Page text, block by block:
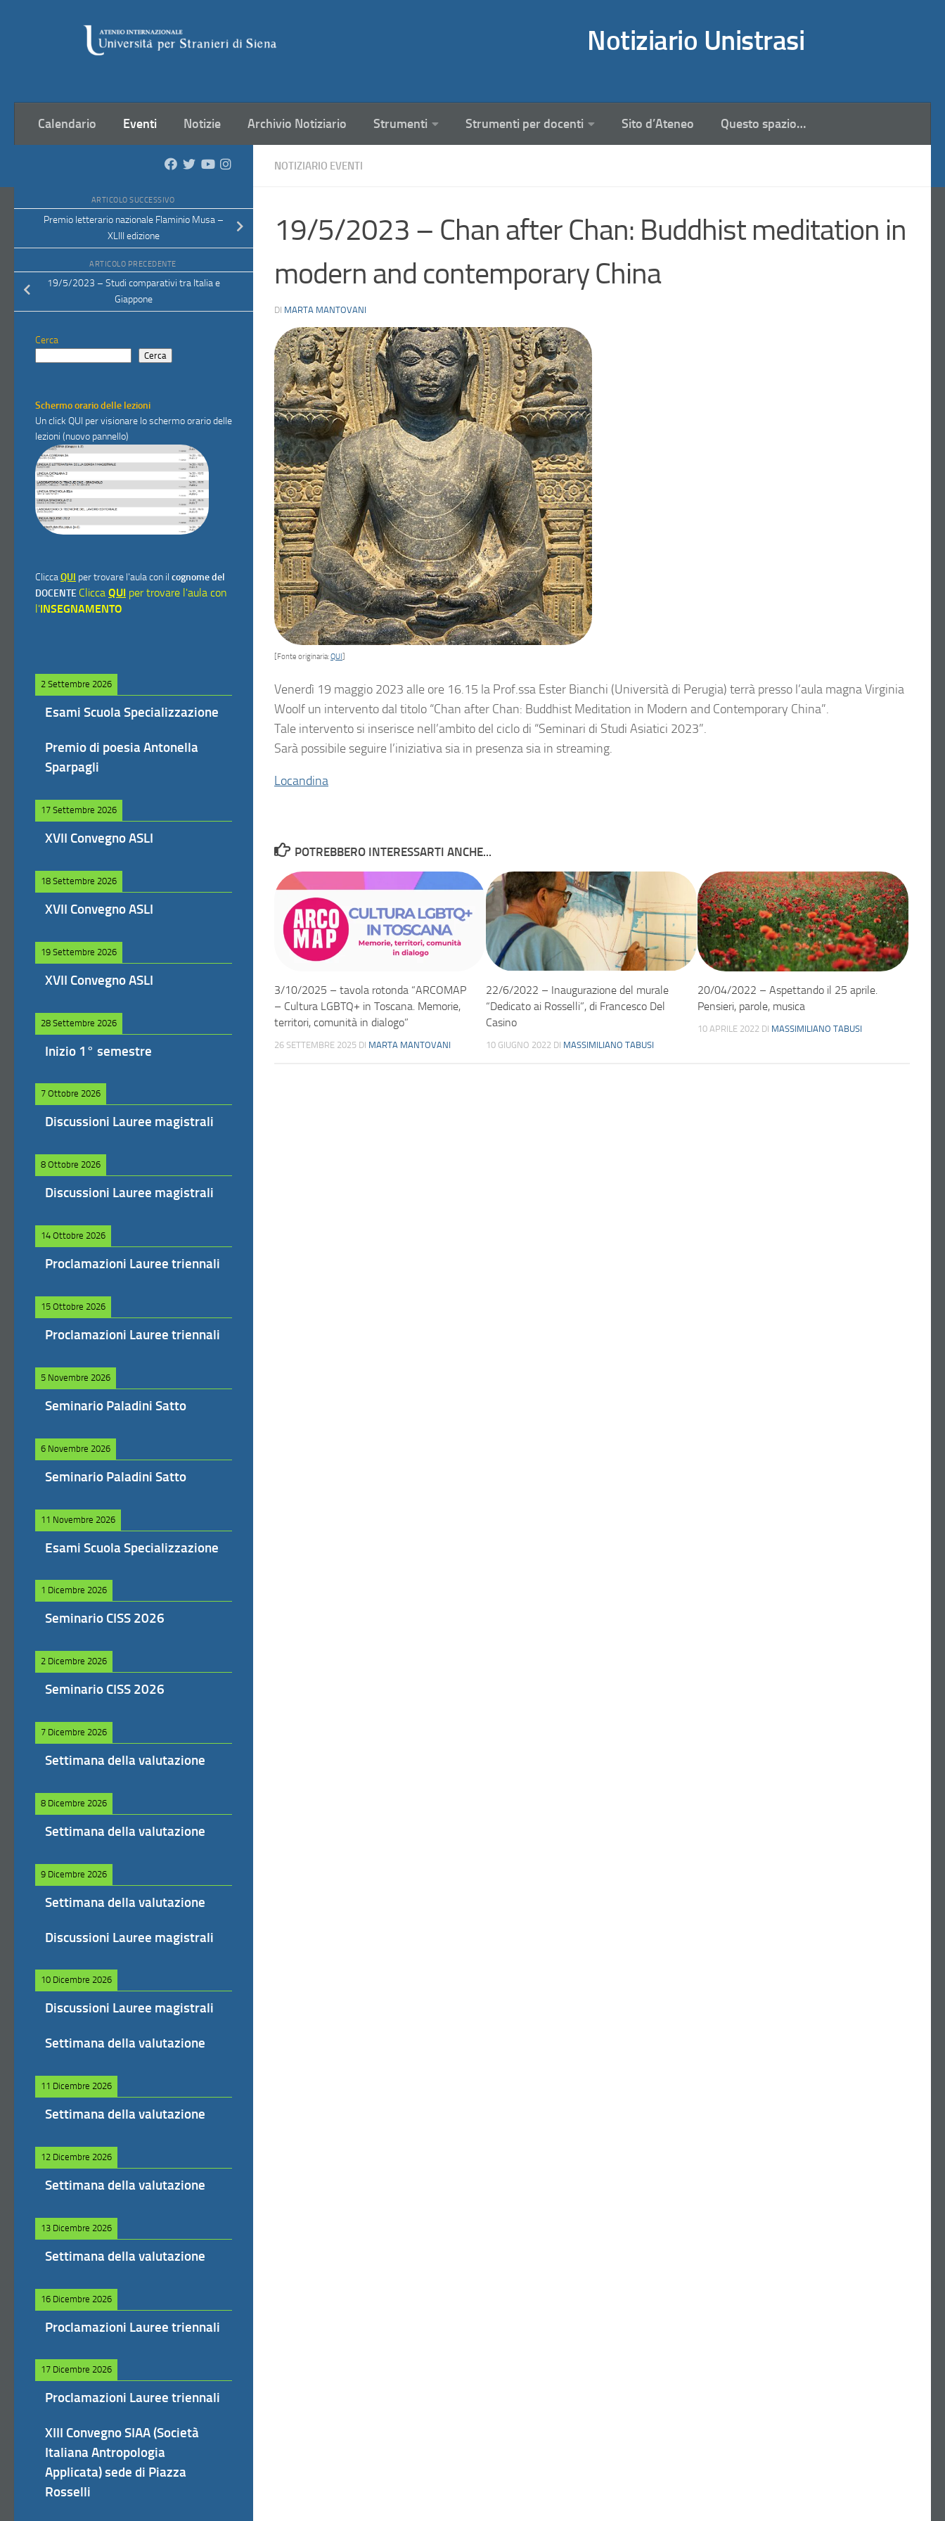
Notiziario Unistrasi
Calendario Eventi Notizie Archivio Notiziario Strumenti Strumenti per docenti Sito d’Ateneo Questo spazio…
NOTIZIARIO EVENTI
19/5/2023 – Chan after Chan: Buddhist meditation in
modern and contemporary China
DI MARTA MANTOVANI
[Fonte originaria:QUI
Venerdì 19 maggio 2023 alle ore 16.15 la Prof.ssa Ester Bianchi (Università di Perugia) terrà presso l’aula magna Virginia
Woolf un intervento dal titolo “Chan after Chan: Buddhist Meditation in Modern and Contemporary China”.
Tale intervento si inserisce nell’ambito del ciclo di “Seminari di Studi Asiatici 2023”.
Sarà possibile seguire l’iniziativa sia in presenza sia in streaming.
Locandina
POTREBBERO INTERESSARTI ANCHE...
3/10/2025 – tavola rotonda “ARCOMAP
– Cultura LGBTQ+ in Toscana. Memorie,
territori, comunità in dialogo”
26 SETTEMBRE 2025 DI MARTA MANTOVANI
22/6/2022 – Inaugurazione del murale
“Dedicato ai Rosselli”, di Francesco Del
Casino
10 GIUGNO 2022 DI MASSIMILIANO TABUSI
20/04/2022 – Aspettando il 25 aprile.
Pensieri, parole, musica
10 APRILE 2022 DI MASSIMILIANO TABUSI
ARTICOLO SUCCESSIVO
Premio letterario nazionale Flaminio Musa –
XLIII edizione
ARTICOLO PRECEDENTE
19/5/2023 – Studi comparativi tra Italia e
Giappone
Cerca
Cerca
Schermo orario delle lezioni
Un click QUI per visionare lo schermo orario delle
lezioni (nuovo pannello)
CliccaQUI per trovare l'aula con il cognome del
DOCENTE Clicca QUI per trovare l'aula con
l'INSEGNAMENTO
2 Settembre 2026
Esami Scuola Specializzazione
Premio di poesia Antonella
Sparpagli
17 Settembre 2026
XVII Convegno ASLI
18 Settembre 2026
XVII Convegno ASLI
19 Settembre 2026
XVII Convegno ASLI
28 Settembre 2026
Inizio 1° semestre
7 Ottobre 2026
Discussioni Lauree magistrali
8 Ottobre 2026
Discussioni Lauree magistrali
14 Ottobre 2026
Proclamazioni Lauree triennali
15 Ottobre 2026
Proclamazioni Lauree triennali
5 Novembre 2026
Seminario Paladini Satto
6 Novembre 2026
Seminario Paladini Satto
11 Novembre 2026
Esami Scuola Specializzazione
1 Dicembre 2026
Seminario CISS 2026
2 Dicembre 2026
Seminario CISS 2026
7 Dicembre 2026
Settimana della valutazione
8 Dicembre 2026
Settimana della valutazione
9 Dicembre 2026
Settimana della valutazione
Discussioni Lauree magistrali
10 Dicembre 2026
Discussioni Lauree magistrali
Settimana della valutazione
11 Dicembre 2026
Settimana della valutazione
12 Dicembre 2026
Settimana della valutazione
13 Dicembre 2026
Settimana della valutazione
16 Dicembre 2026
Proclamazioni Lauree triennali
17 Dicembre 2026
Proclamazioni Lauree triennali
XIII Convegno SIAA (Società
Italiana Antropologia
Applicata) sede di Piazza
Rosselli